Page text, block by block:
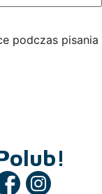
podczas pisania